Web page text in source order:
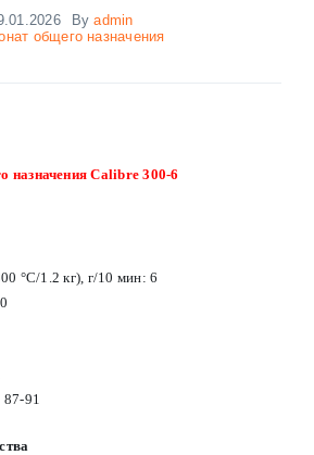
Byadmin
общего назначения
назначения Calibre 300-6
°C/1.2 кг), г/10 мин: 6
91